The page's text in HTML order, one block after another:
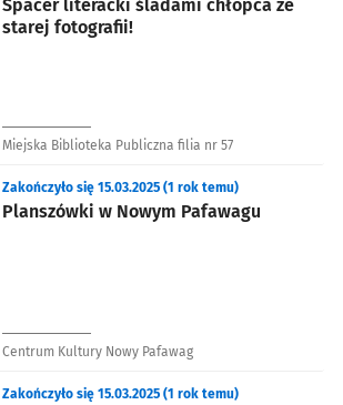
Spacer literacki śladami chłopca ze
starej fotografii!
Miejska Biblioteka Publiczna filia nr 57
Planszówki w Nowym Pafawagu
Zakończyło się 15.03.2025 (1 rok temu)
Centrum Kultury Nowy Pafawag
Zakończyło się 15.03.2025 (1 rok temu)